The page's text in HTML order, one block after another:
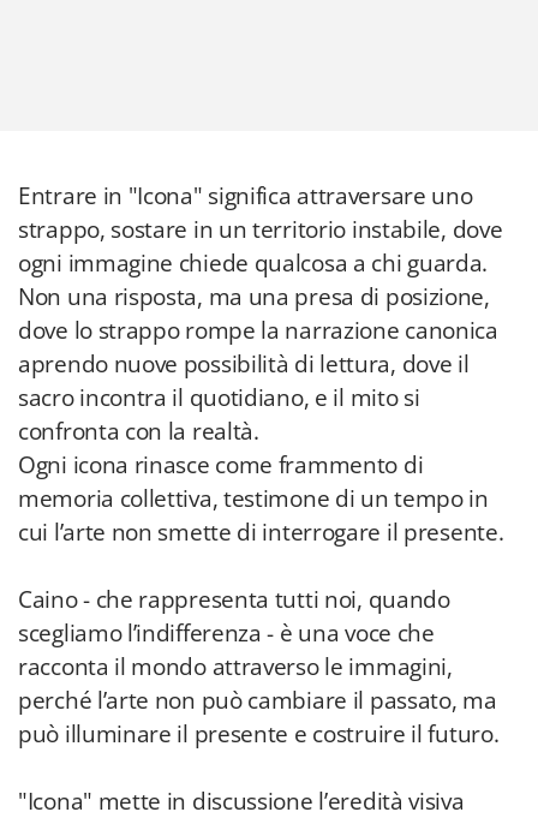
Entrare in "Icona" significa attraversare uno
strappo, sostare in un territorio instabile, dove
ogni immagine chiede qualcosa a chi guarda.
Non una risposta, ma una presa di posizione,
dove lo strappo rompe la narrazione canonica
aprendo nuove possibilità di lettura, dove il
sacro incontra il quotidiano, e il mito si
confronta con la realtà.
Ogni icona rinasce come frammento di
memoria collettiva, testimone di un tempo in
cui l’arte non smette di interrogare il presente.
Caino - che rappresenta tutti noi, quando
scegliamo l’indifferenza - è una voce che
racconta il mondo attraverso le immagini,
perché l’arte non può cambiare il passato, ma
può illuminare il presente e costruire il futuro.
"Icona" mette in discussione l’eredità visiva